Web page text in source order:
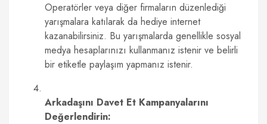
Operatörler veya diğer firmaların düzenlediği
yarışmalara katılarak da hediye internet
kazanabilirsiniz. Bu yarışmalarda genellikle sosyal
medya hesaplarınızı kullanmanız istenir ve belirli
bir etiketle paylaşım yapmanız istenir.
Arkadaşını Davet Et Kampanyalarını
Değerlendirin: